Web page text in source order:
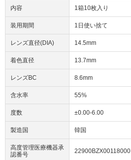
内容 1箱10枚入り
装用期間 1日使い捨て
レンズ直径(DIA) 14.5mm
着色直径 13.7mm
レンズBC 8.6mm
含水率 55%
度数 ±0.00-6.00
製造国 韓国
高度管理医療機器承
認番号
22900BZX00118000